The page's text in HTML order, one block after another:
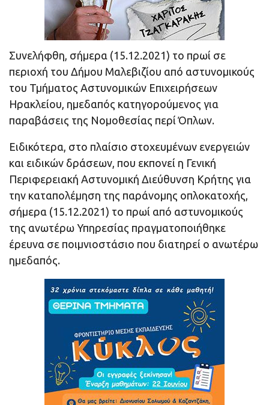
Συνελήφθη, σήμερα (15.12.2021) το πρωί σε
περιοχή του Δήμου Μαλεβιζίου από αστυνομικούς
του Τμήματος Αστυνομικών Επιχειρήσεων
Ηρακλείου, ημεδαπός κατηγορούμενος για
παραβάσεις της Νομοθεσίας περί Όπλων.
Ειδικότερα, στο πλαίσιο στοχευμένων ενεργειών
και ειδικών δράσεων, που εκπονεί η Γενική
Περιφερειακή Αστυνομική Διεύθυνση Κρήτης για
την καταπολέμηση της παράνομης οπλοκατοχής,
σήμερα (15.12.2021) το πρωί από αστυνομικούς
της ανωτέρω Υπηρεσίας πραγματοποιήθηκε
έρευνα σε ποιμνιοστάσιο που διατηρεί ο ανωτέρω
ημεδαπός.